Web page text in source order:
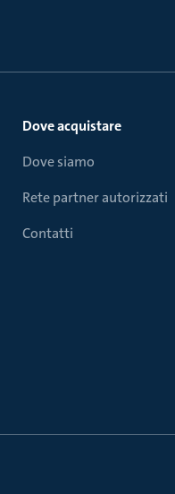
Dove acquistare
Dove siamo
Rete partner autorizzati
Contatti